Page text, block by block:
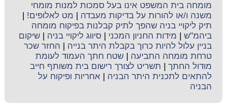
מומחה בית המשפט אינו בעל סמכות למנות מומחי
משנה ו/או להורות על בדיקות מעבדה
מט לאלופים!
תיק ליקויי בניה שהפך לתיק קבלנות בפיקוח מומחה
ביהמ"ש
מידות החניון המכני |סיווג ליקויי בניה |שיקום
בניין עלול להיות כרוך בקבלת היתר בנייה
החזר שכר
טרחת מומחה התביעה |שטח חתך העמוד לעומת
מודול החתך
תשריט לצורך רישום בית משותף חייב
להתאים לתכנית היתר הבניה |אחריות ופיקוח על
הבניה